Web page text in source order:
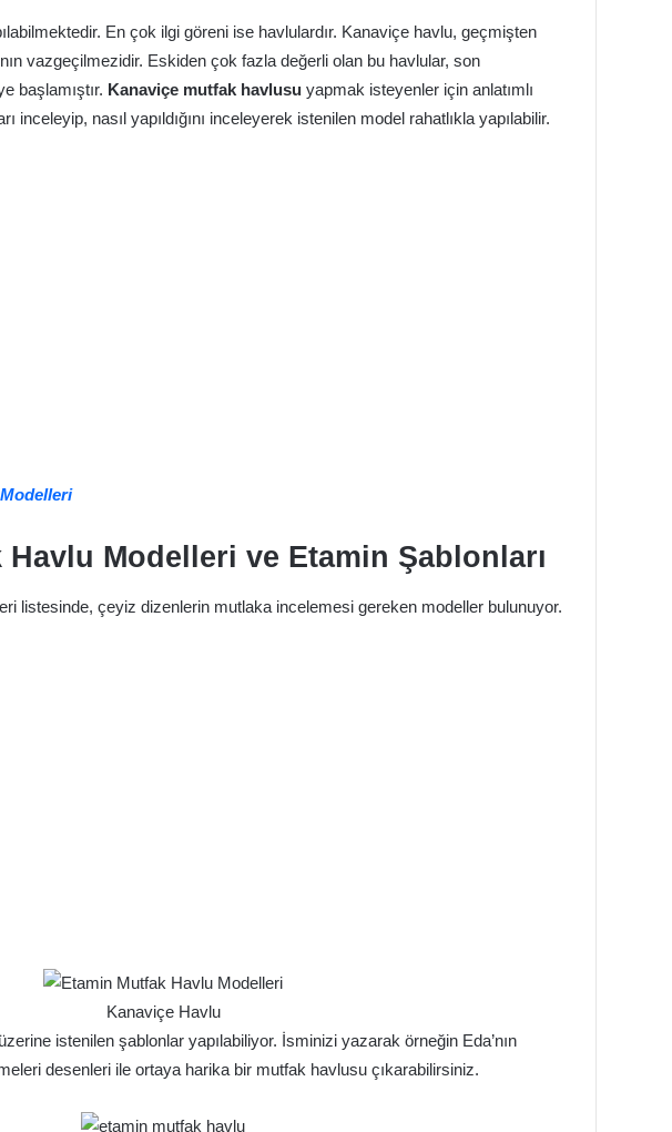
En çok ilgi göreni ise havlulardır. Kanaviçe havlu, geçmişten
vazgeçilmezidir. Eskiden çok fazla değerli olan bu havlular, son
başlamıştır. Kanaviçe mutfak havlusu yapmak isteyenler için anlatımlı
inceleyip, nasıl yapıldığını inceleyerek istenilen model rahatlıkla yapılabilir.
Modelleri ve Etamin Şablonları
listesinde, çeyiz dizenlerin mutlaka incelemesi gereken modeller bulunuyor.
Kanaviçe Havlu
istenilen şablonlar yapılabiliyor. İsminizi yazarak örneğin Eda’nın
desenleri ile ortaya harika bir mutfak havlusu çıkarabilirsiniz.